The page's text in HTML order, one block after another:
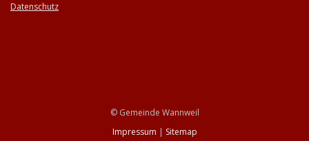
Datenschutz
© Gemeinde Wannweil
Impressum | Sitemap